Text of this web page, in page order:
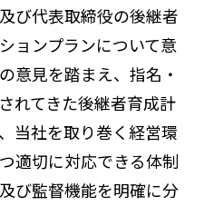
び代表取締役の後継者
ョンプランについて意
意見を踏まえ、指名・
れてきた後継者育成計
当社を取り巻く経営環
適切に対応できる体制
び監督機能を明確に分